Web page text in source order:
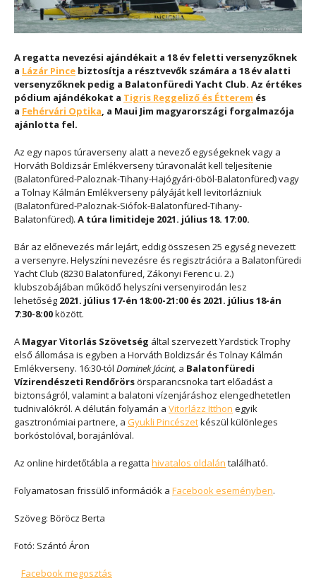
A regatta nevezési ajándékait a 18 év feletti versenyzőknek
a Lázár Pince biztosítja a résztvevők számára a 18 év alatti
versenyzőknek pedig a Balatonfüredi Yacht Club. Az értékes
pódium ajándékokat a Tigris Reggeliző és Étterem és
a Fehérvári Optika, a Maui Jim magyarországi forgalmazója
ajánlotta fel.
Az egy napos túraverseny alatt a nevező egységeknek vagy a
Horváth Boldizsár Emlékverseny túravonalát kell teljesítenie
(Balatonfüred-Paloznak-Tihany-Hajógyári-öböl-Balatonfüred) vagy
a Tolnay Kálmán Emlékverseny pályáját kell levitorlázniuk
(Balatonfüred-Paloznak-Siófok-Balatonfüred-Tihany-
Balatonfüred). A túra limitideje 2021. július 18. 17:00.
Bár az előnevezés már lejárt, eddig összesen 25 egység nevezett
a versenyre. Helyszíni nevezésre és regisztrációra a Balatonfüredi
Yacht Club (8230 Balatonfüred, Zákonyi Ferenc u. 2.)
klubszobájában működő helyszíni versenyirodán lesz
lehetőség 2021. július 17-én 18:00-21:00 és 2021. július 18-án
7:30-8:00között.
A Magyar Vitorlás Szövetség által szervezett Yardstick Trophy
első állomása is egyben a Horváth Boldizsár és Tolnay Kálmán
Emlékverseny. 16:30-tól Dominek Jácint, a Balatonfüredi
Vízirendészeti Rendőrörsörsparancsnoka tart előadást a
biztonságról, valamint a balatoni vízenjáráshoz elengedhetetlen
tudnivalókról. A délután folyamán a Vitorlázz Itthon egyik
gasztronómiai partnere, a Gyukli Pincészetkészül különleges
borkóstolóval, borajánlóval.
Az online hirdetőtábla a regatta hivatalos oldalán található.
Folyamatosan frissülő információk a Facebook eseményben.
Szöveg: Böröcz Berta
Fotó: Szántó Áron
Facebook megosztás